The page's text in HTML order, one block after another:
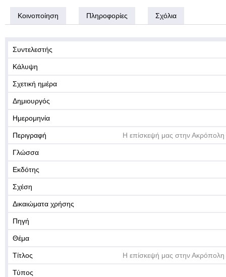
Κοινοποίηση Πληροφορίες Σχόλια
Συντελεστής
Κάλυψη
Σχετική ημέρα
Δημιουργός
Ημερομηνία
Περιγραφή Η επίσκεψή μας στην Ακρόπολη
Γλώσσα
Εκδότης
Σχέση
Δικαιώματα χρήσης
Πηγή
Θέμα
Τίτλος Η επίσκεψή μας στην Ακρόπολη
Τύπος